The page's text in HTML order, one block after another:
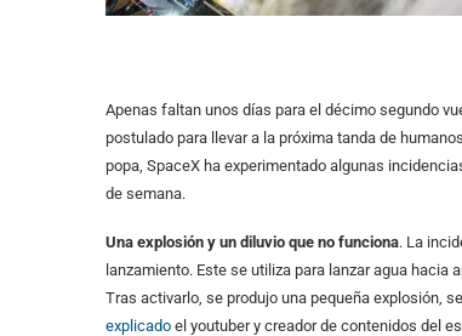
Apenas faltan unos días para el décimo segundo
postulado para llevar a la próxima tanda de
popa, SpaceX ha experimentado algunas
de semana.
Una explosión y un diluvio que no funciona. La
lanzamiento. Este se utiliza para lanzar agua
Tras activarlo, se produjo una pequeña explosión,
explicado el youtuber y creador de contenidos del